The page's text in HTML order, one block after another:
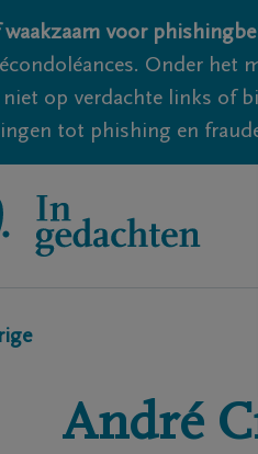
waakzaam voor
Onder het
niet op verdachte links of
tot phishing en
André